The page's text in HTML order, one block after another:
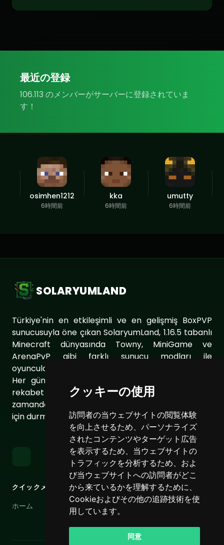
クッキーの使用
訪問者の当ウェブサイトの閲覧体験
を向上させるため、パーソナライズ
されたコンテンツやターゲット広告
を表示するため、当ウェブサイトの
トラフィックを分析するため、およ
び当ウェブサイトへの訪問者がどこ
から来ているかを理解するために、
Cookieおよびその他の追跡技術を使
用しています。
同意
最近の登録
106.113 のメンバーがサーバーに登録されていま
す！
osimhen1212
6時間前
kka
6時間前
umutty
6時間前
SOLARYUMLAND
Türkiye'nin en etkileşimli ve en gelişmiş BoxPVP
sunucusuyla öne çıkan SolaryumLand, 1.16.5 tabanlı
Minecraft dünyasında Towny, MiniGame ve
ArenaPvP gibi farklı sunucu modları ile
oyuncularımıza eşsiz bir oyun deneyimi sunuyor.
Her gün sunucumuzu geliştirerek oyuncularımıza
rekabet dolu ve keyifli bir ortam sağlıyoruz. Aynı
zamanda topluluğumuzu daha da güçlendirmek
için durmaksızın çalışıyoruz.
クイックメニュー
ホーム
リンク
利用規約
プライバシーポリシー